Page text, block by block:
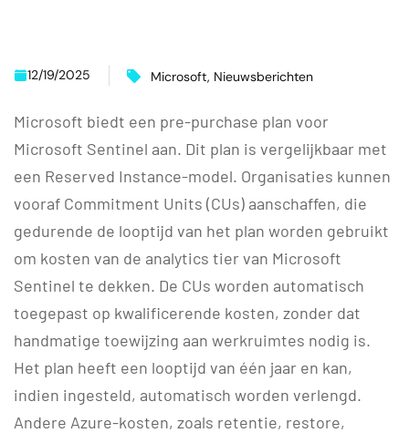
12/19/2025 Microsoft, Nieuwsberichten
Microsoft biedt een pre-purchase plan voor
Microsoft Sentinel aan. Dit plan is vergelijkbaar met
een Reserved Instance-model. Organisaties kunnen
vooraf Commitment Units (CUs) aanschaffen, die
gedurende de looptijd van het plan worden gebruikt
om kosten van de analytics tier van Microsoft
Sentinel te dekken. De CUs worden automatisch
toegepast op kwalificerende kosten, zonder dat
handmatige toewijzing aan werkruimtes nodig is.
Het plan heeft een looptijd van één jaar en kan,
indien ingesteld, automatisch worden verlengd.
Andere Azure-kosten, zoals retentie, restore,